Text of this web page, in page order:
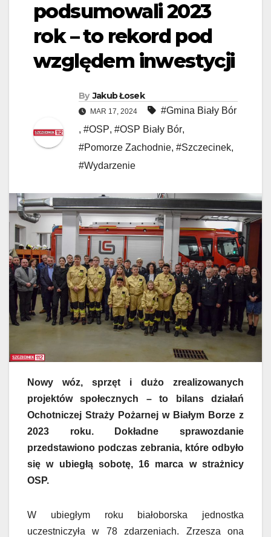
podsumowali 2023
rok – to rekord pod
względem inwestycji
By Jakub Łosek
MAR 17, 2024
#Gmina Biały Bór
, #OSP, #OSP Biały Bór,
#Pomorze Zachodnie, #Szczecinek,
#Wydarzenie
Nowy wóz, sprzęt i dużo zrealizowanych
projektów społecznych – to bilans działań
Ochotniczej Straży Pożarnej w Białym Borze z
2023 roku. Dokładne sprawozdanie
przedstawiono podczas zebrania, które odbyło
się w ubiegłą sobotę, 16 marca w strażnicy
OSP.
W ubiegłym roku białoborska jednostka
uczestniczyła w 78 zdarzeniach. Zrzesza ona